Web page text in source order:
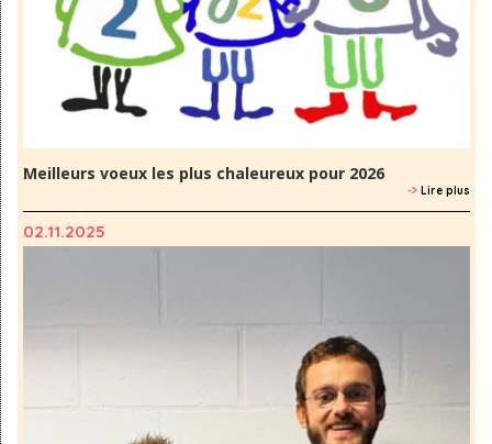
Meilleurs voeux les plus chaleureux pour 2026
-> Lire plus
02.11.2025